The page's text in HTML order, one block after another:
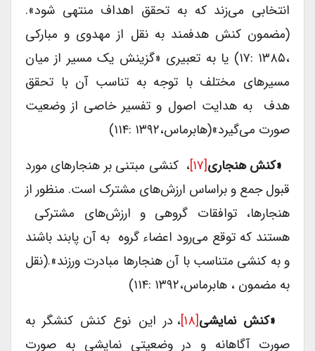
انتخابی می‌زند که به تحقق اهداف منتهی شود».
(مضمون کنش هدفمند به نقل از مهدوی و مبارکی
،۱۳۸۵ :۱۷) یا به تعبیری «گزینش یک مسیر از میان
مسیرهای مختلف با توجه به تناسب آن با تحقق
هدف به هدایت اصول و تفسیر خاصی از وضعیت
صورت می‌‌گیرد»(هابرماس،۱۳۹۲ :۱۱۴)
«کنش هنجاری[۱۷]
، کنشی مبتنی بر هنجارهای مورد
قبول جمع و براساس ارزش‌های مشترک است. منظور از
هنجارها، توافقات گروهی و ارزش‌های مشترکی
هستند که توقع می‌رود اعضاء گروه به آن پابند باشند
و به کنشی متناسب با آن هنجارها مبادرت ورزند».(نقل
به مضمون ، هابرماس،۱۳۹۲ :۱۱۴)
«کنش نمایشی[۱۸]
، در این نوع کنش کنشگر به
صورت آگاهانه و در وضعیتی نمایشی به صورت